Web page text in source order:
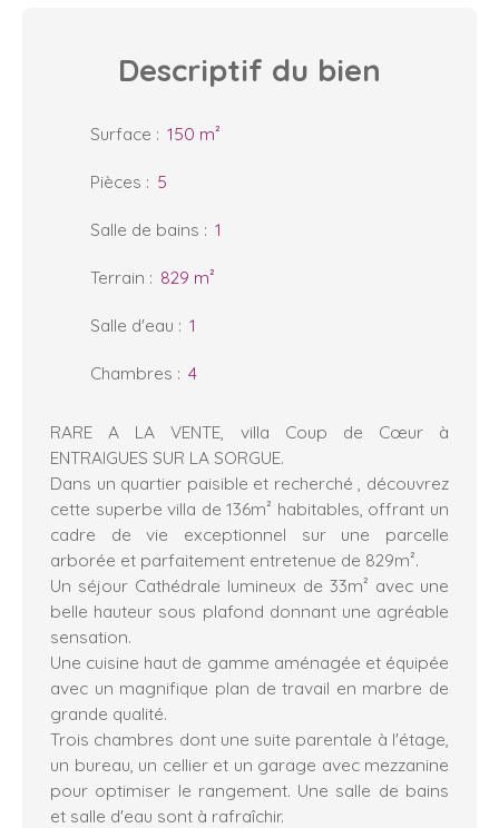
Descriptif du bien
Surface : 150 m²
Pièces : 5
Salle de bains : 1
Terrain : 829 m²
Salle d'eau : 1
Chambres : 4
RARE A LA VENTE, villa Coup de Cœur à
ENTRAIGUES SUR LA SORGUE.
Dans un quartier paisible et recherché , découvrez
cette superbe villa de 136m² habitables, offrant un
cadre de vie exceptionnel sur une parcelle
arborée et parfaitement entretenue de 829m².
Un séjour Cathédrale lumineux de 33m² avec une
belle hauteur sous plafond donnant une agréable
sensation.
Une cuisine haut de gamme aménagée et équipée
avec un magnifique plan de travail en marbre de
grande qualité.
Trois chambres dont une suite parentale à l'étage,
un bureau, un cellier et un garage avec mezzanine
pour optimiser le rangement. Une salle de bains
et salle d'eau sont à rafraîchir.